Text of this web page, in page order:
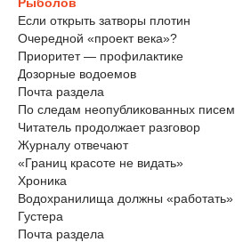
Если открыть затворы плотин
Очередной «проект века»?
Приоритет — профилактике
Дозорные водоемов
Почта раздела
По следам неопубликованных писем
Читатель продолжает разговор
Журналу отвечают
«Границ красоте не видать»
Хроника
Водохранилища должны «работать»
Густера
Почта раздела